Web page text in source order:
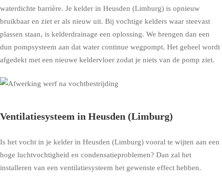
waterdichte barrière. Je kelder in Heusden (Limburg) is opnieuw
bruikbaar en ziet er als nieuw uit. Bij vochtige kelders waar steevast
plassen staan, is kelderdrainage een oplossing. We brengen dan een
dun pompsysteem aan dat water continue wegpompt. Het geheel wordt
afgedekt met een nieuwe keldervloer zodat je niets van de pomp ziet.
Ventilatiesysteem in Heusden (Limburg)
Is het vocht in je kelder in Heusden (Limburg) vooral te wijten aan een
hoge luchtvochtigheid en condensatieproblemen? Dan zal het
installeren van een ventilatiesysteem het gewenste effect hebben.